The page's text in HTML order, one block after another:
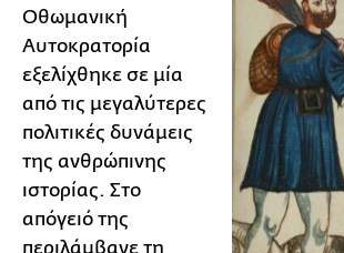
Οθωμανική
Αυτοκρατορία
εξελίχθηκε σε μία
από τις μεγαλύτερες
πολιτικές δυνάμεις
της ανθρώπινης
ιστορίας. Στο
απόγειό της
περιλάμβανε τη